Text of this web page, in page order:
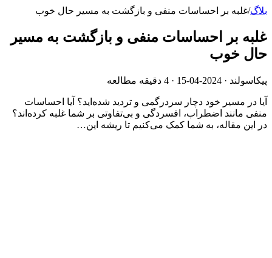
بلاگ/غلبه بر احساسات منفی و بازگشت به مسیر حال خوب
غلبه بر احساسات منفی و بازگشت به مسیر
حال خوب
پیکاسولند · 2024-04-15 · 4 دقیقه مطالعه
آیا در مسیر خود دچار سردرگمی و تردید شده‌اید؟ آیا احساسات
منفی مانند اضطراب، افسردگی و بی‌تفاوتی بر شما غلبه کرده‌اند؟
در این مقاله، به شما کمک می‌کنیم تا ریشه این…